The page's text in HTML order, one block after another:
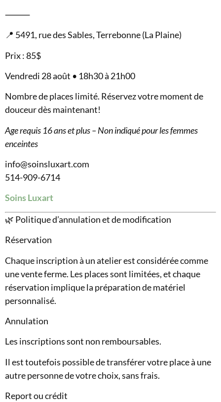
⸻
📍 5491, rue des Sables, Terrebonne (La Plaine)
Prix : 85$
Vendredi 28 août • 18h30 à 21h00
Nombre de places limité. Réservez votre moment de
douceur dès maintenant!
Age requis 16 ans et plus – Non indiqué pour les femmes
enceintes
info@soinsluxart.com
514-909-6714
Soins Luxart
🌿 Politique d’annulation et de modification
Réservation
Chaque inscription à un atelier est considérée comme
une vente ferme. Les places sont limitées, et chaque
réservation implique la préparation de matériel
personnalisé.
Annulation
Les inscriptions sont non remboursables.
Il est toutefois possible de transférer votre place à une
autre personne de votre choix, sans frais.
Report ou crédit